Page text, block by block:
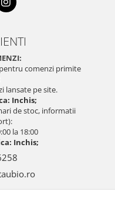
comenzi primite
lansate pe site.
Inchis;
de stoc, informatii
la 18:00
Inchis;